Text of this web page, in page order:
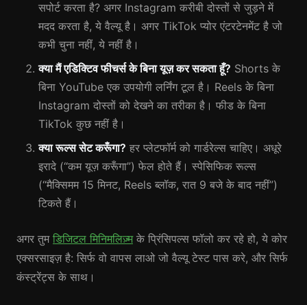
सपोर्ट करता है? अगर Instagram करीबी दोस्तों से जुड़ने में
मदद करता है, ये वैल्यू है। अगर TikTok प्योर एंटरटेनमेंट है जो
कभी चुना नहीं, ये नहीं है।
क्या मैं एडिक्टिव फीचर्स के बिना यूज़ कर सकता हूँ? Shorts के
बिना YouTube एक उपयोगी लर्निंग टूल है। Reels के बिना
Instagram दोस्तों को देखने का तरीका है। फीड के बिना
TikTok कुछ नहीं है।
क्या रूल्स सेट करूँगा? हर प्लेटफॉर्म को गार्डरेल्स चाहिए। अधूरे
इरादे (“कम यूज़ करूँगा”) फेल होते हैं। स्पेसिफिक रूल्स
(“मैक्सिमम 15 मिनट, Reels ब्लॉक, रात 9 बजे के बाद नहीं”)
टिकते हैं।
अगर तुम डिजिटल मिनिमलिज़्मके प्रिंसिपल्स फॉलो कर रहे हो, ये कोर
एक्सरसाइज़ है: सिर्फ वो वापस लाओ जो वैल्यू टेस्ट पास करे, और सिर्फ
कंस्ट्रेंट्स के साथ।